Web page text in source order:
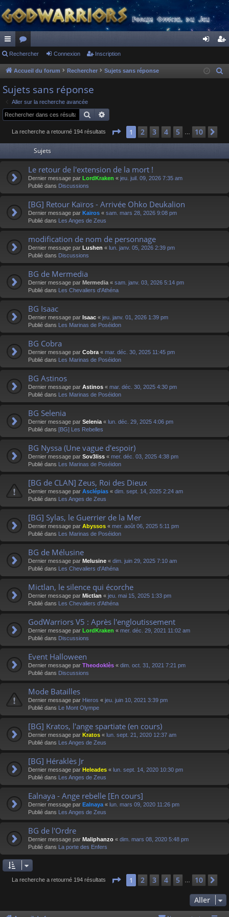
ac
co
ur
ci
s
or
u
s
ne cri
Rechercher Connexion Inscription
Accueil du forum Rechercher Sujets sans réponse
e
Sujets sans réponse
Aller sur la recherche avancée
Rechercher
La recherche a retourné 194 résultats Page 1sur 10
1 2 3 4 5 10
Sujets
Le retour de l'extension de la mort !
Dernier message par LordKraken « jeu. juil. 09, 2026 7:35 am
Publié dans Discussions
[BG] Retour Kaïros - Arrivée Ohko Deukalion
Dernier message par Kaïros « sam. mars 28, 2026 9:08 pm
Publié dans Les Anges de Zeus
modification de nom de personnage
Dernier message par Lushen « lun. janv. 05, 2026 2:39 pm
Publié dans Discussions
BG de Mermedia
Dernier message par Mermedia « sam. janv. 03, 2026 5:14 pm
Publié dans Les Chevaliers d'Athéna
BG Isaac
Dernier message par Isaac « jeu. janv. 01, 2026 1:39 pm
Publié dans Les Marinas de Poséidon
BG Cobra
Dernier message par Cobra « mar. déc. 30, 2025 11:45 pm
Publié dans Les Marinas de Poséidon
BG Astinos
Dernier message par Astinos « mar. déc. 30, 2025 4:30 pm
Publié dans Les Marinas de Poséidon
BG Selenia
Dernier message par Selenia « lun. déc. 29, 2025 4:06 pm
Publié dans [BG] Les Rebelles
BG Nyssa (Une vague d'espoir)
Dernier message par Sov3liss « mer. déc. 03, 2025 4:38 pm
Publié dans Les Marinas de Poséidon
[BG de CLAN] Zeus, Roi des Dieux
Dernier message par Asclépias « dim. sept. 14, 2025 2:24 am
Publié dans Les Anges de Zeus
[BG] Sylas, le Guerrier de la Mer
Dernier message par Abyssos « mer. août 06, 2025 5:11 pm
Publié dans Les Marinas de Poséidon
BG de Mélusine
Dernier message par Melusine « dim. juin 29, 2025 7:10 am
Publié dans Les Chevaliers d'Athéna
Mictlan, le silence qui écorche
Dernier message par Mictlan « jeu. mai 15, 2025 1:33 pm
Publié dans Les Chevaliers d'Athéna
GodWarriors V5 : Après l'engloutissement
Dernier message par LordKraken « mer. déc. 29, 2021 11:02 am
Publié dans Discussions
Event Halloween
Dernier message par Theodoklès « dim. oct. 31, 2021 7:21 pm
Publié dans Discussions
Mode Batailles
Dernier message par Hieros « jeu. juin 10, 2021 3:39 pm
Publié dans Le Mont Olympe
[BG] Kratos, l'ange spartiate (en cours)
Dernier message par Kratos « lun. sept. 21, 2020 12:37 am
Publié dans Les Anges de Zeus
[BG] Héraklès Jr
Dernier message par Heleades « lun. sept. 14, 2020 10:30 pm
Publié dans Les Anges de Zeus
Ealnaya - Ange rebelle [En cours]
Dernier message par Ealnaya « lun. mars 09, 2020 11:26 pm
Publié dans Les Anges de Zeus
BG de l'Ordre
Dernier message par Maliphanzo « dim. mars 08, 2020 5:48 pm
Publié dans La porte des Enfers
La recherche a retourné 194 résultats Page 1sur 10
1 2 3 4 5 10
Aller